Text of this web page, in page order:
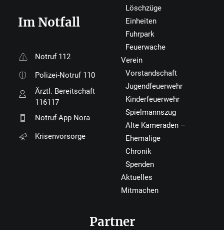
Im Notfall
Notruf 112
Polizei-Notruf 110
Ärztl. Bereitschaft
116117
Notruf-App Nora
Krisenvorsorge
Löschzüge
Einheiten
Fuhrpark
Feuerwache
Verein
Vorstandschaft
Jugendfeuerwehr
Kinderfeuerwehr
Spielmannszug
Alte Kameraden –
Ehemalige
Chronik
Spenden
Aktuelles
Mitmachen
Partner